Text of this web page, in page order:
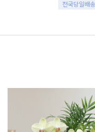
전국당일배송